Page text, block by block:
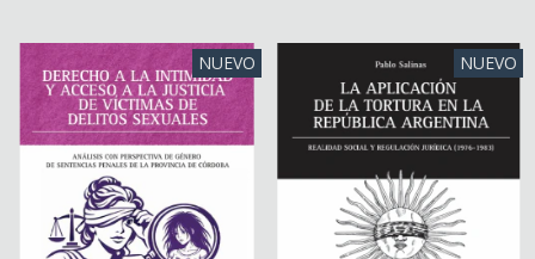
NUEVO NUEVO